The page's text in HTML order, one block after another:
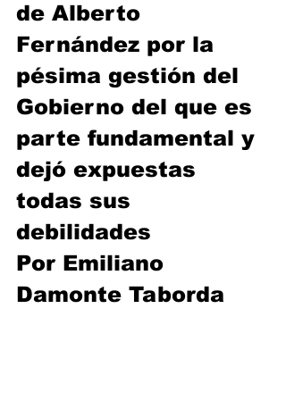
de Alberto
Fernández por la
pésima gestión del
Gobierno del que es
parte fundamental y
dejó expuestas
todas sus
debilidades
Por Emiliano
Damonte Taborda